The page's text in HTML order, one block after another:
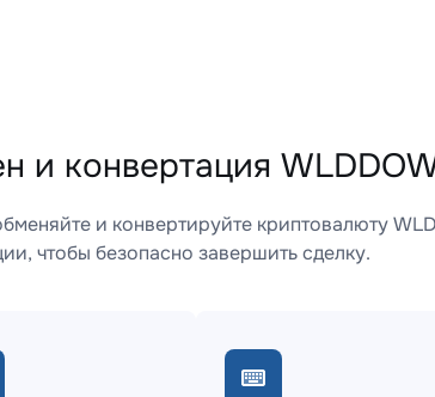
и конвертация
и конвертируйте криптовалюту
чтобы безопасно завершить сделку.